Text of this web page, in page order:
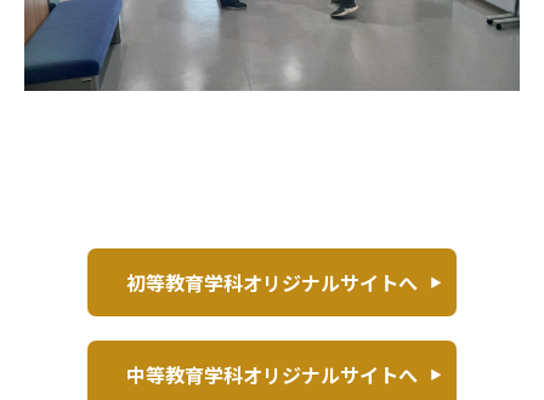
初等教育学科オリジナルサイトへ
中等教育学科オリジナルサイトへ